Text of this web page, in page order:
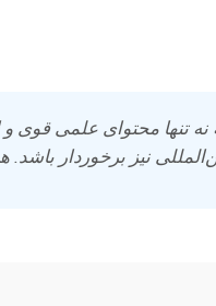
تنها محتوای علمی قوی
نیز برخوردار